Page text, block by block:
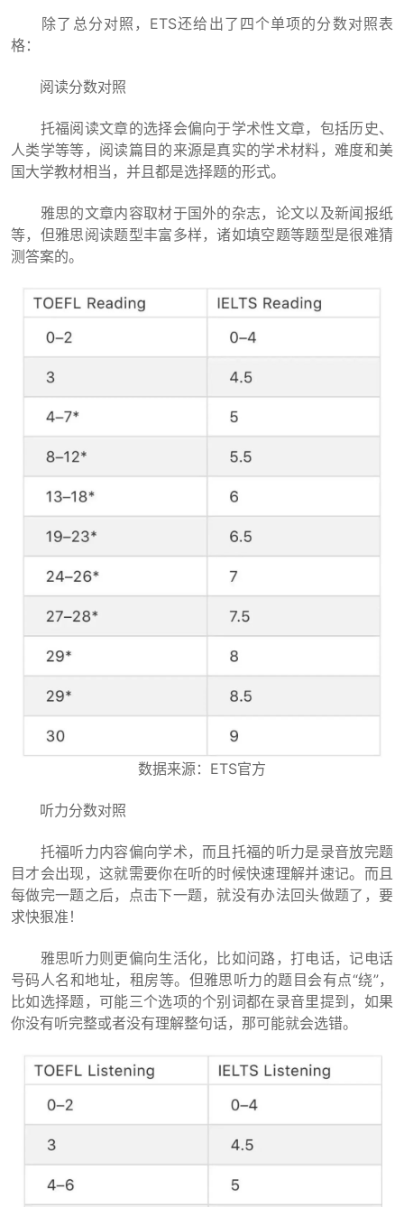
除了总分对照，ETS还给出了四个单项的分数对照表
格：
阅读分数对照
托福阅读文章的选择会偏向于学术性文章，包括历史、
人类学等等，阅读篇目的来源是真实的学术材料，难度和美
国大学教材相当，并且都是选择题的形式。
雅思的文章内容取材于国外的杂志，论文以及新闻报纸
等，但雅思阅读题型丰富多样，诸如填空题等题型是很难猜
测答案的。
数据来源：ETS官方
听力分数对照
托福听力内容偏向学术，而且托福的听力是录音放完题
目才会出现，这就需要你在听的时候快速理解并速记。而且
每做完一题之后，点击下一题，就没有办法回头做题了，要
求快狠准！
雅思听力则更偏向生活化，比如问路，打电话，记电话
号码人名和地址，租房等。但雅思听力的题目会有点“绕”，
比如选择题，可能三个选项的个别词都在录音里提到，如果
你没有听完整或者没有理解整句话，那可能就会选错。